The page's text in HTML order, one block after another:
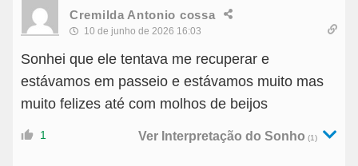
Cremilda Antonio cossa
10 de junho de 2026 16:03
Sonhei que ele tentava me recuperar e
estávamos em passeio e estávamos muito mas
muito felizes até com molhos de beijos
1 Ver Interpretação do Sonho (1)